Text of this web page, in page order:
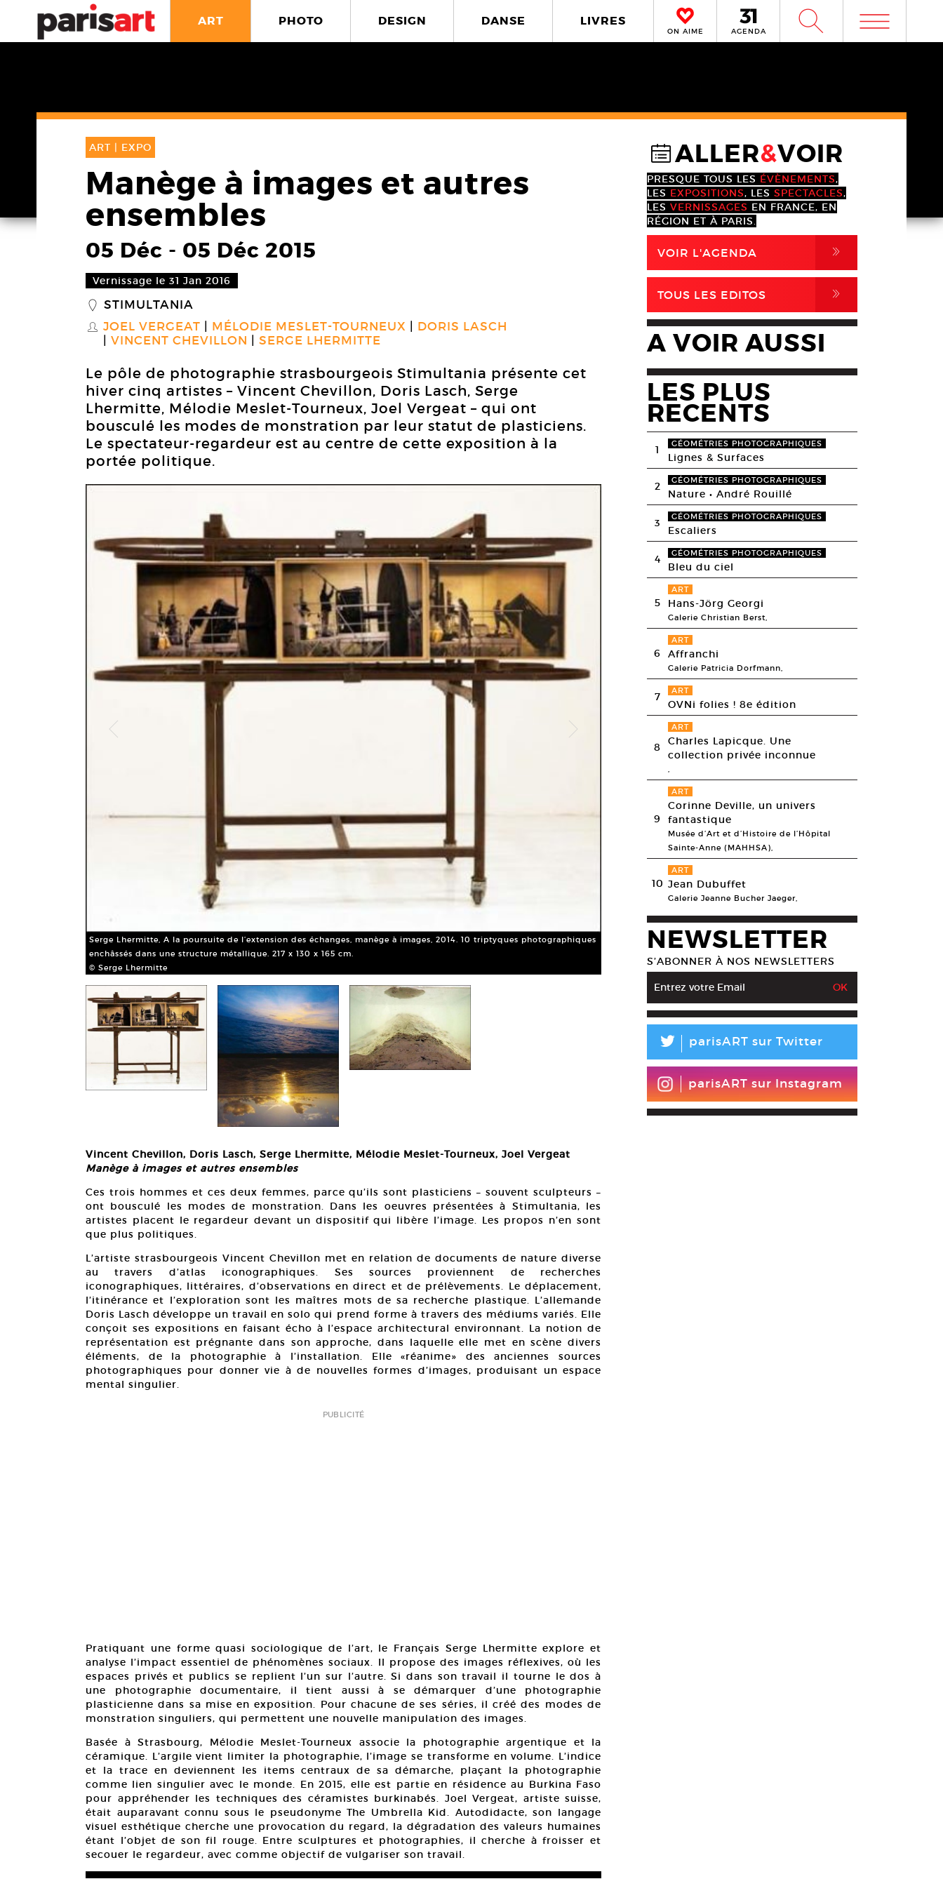
ART PHOTO DESIGN DANSE LIVRES
ON AIME AGENDA W m
ART | EXPO
Manège à images et autres
ensembles
05 Déc - 05 Déc 2015
Vernissage le 31 Jan 2016
_ STIMULTANIA
S JOEL VERGEAT MÉLODIE MESLET-TOURNEUX
DORIS LASCH
VINCENT CHEVILLON
SERGE LHERMITTE
Le pôle de photographie strasbourgeois Stimultania présente cet
hiver cinq artistes – Vincent Chevillon, Doris Lasch, Serge
Lhermitte, Mélodie Meslet-Tourneux, Joel Vergeat – qui ont
bousculé les modes de monstration par leur statut de plasticiens.
Le spectateur-regardeur est au centre de cette exposition à la
portée politique.
Serge Lhermitte, A la poursuite de l’extension des échanges, manège à images, 2014. 10 triptyques photographiques
enchâssés dans une structure métallique. 217 x 130 x 165 cm.
© Serge Lhermitte
Vincent Chevillon, The Pit, 2014. Installation vidéo, 246 min.
Vincent Chevillon, Doris Lasch, Serge Lhermitte, Mélodie Meslet-Tourneux, Joel Vergeat
Manège à images et autres ensembles
Ces trois hommes et ces deux femmes, parce qu’ils sont plasticiens – souvent sculpteurs –
ont bousculé les modes de monstration. Dans les oeuvres présentées à Stimultania, les
artistes placent le regardeur devant un dispositif qui libère l’image. Les propos n’en sont
que plus politiques.
L’artiste strasbourgeois Vincent Chevillon met en relation de documents de nature diverse
au travers d’atlas iconographiques. Ses sources proviennent de recherches
iconographiques, littéraires, d’observations en direct et de prélèvements. Le déplacement,
l’itinérance et l’exploration sont les maîtres mots de sa recherche plastique. L’allemande
Doris Lasch développe un travail en solo qui prend forme à travers des médiums variés. Elle
conçoit ses expositions en faisant écho à l’espace architectural environnant. La notion de
représentation est prégnante dans son approche, dans laquelle elle met en scène divers
éléments, de la photographie à l’installation. Elle «réanime» des anciennes sources
photographiques pour donner vie à de nouvelles formes d’images, produisant un espace
mental singulier.
PUBLICITÉ
Pratiquant une forme quasi sociologique de l’art, le Français Serge Lhermitte explore et
analyse l’impact essentiel de phénomènes sociaux. Il propose des images réflexives, où les
espaces privés et publics se replient l’un sur l’autre. Si dans son travail il tourne le dos à
une photographie documentaire, il tient aussi à se démarquer d’une photographie
plasticienne dans sa mise en exposition. Pour chacune de ses séries, il créé des modes de
monstration singuliers, qui permettent une nouvelle manipulation des images.
Basée à Strasbourg, Mélodie Meslet-Tourneux associe la photographie argentique et la
céramique. L’argile vient limiter la photographie, l’image se transforme en volume. L’indice
et la trace en deviennent les items centraux de sa démarche, plaçant la photographie
comme lien singulier avec le monde. En 2015, elle est partie en résidence au Burkina Faso
pour appréhender les techniques des céramistes burkinabés. Joel Vergeat, artiste suisse,
était auparavant connu sous le pseudonyme The Umbrella Kid. Autodidacte, son langage
visuel esthétique cherche une provocation du regard, la dégradation des valeurs humaines
étant l’objet de son fil rouge. Entre sculptures et photographies, il cherche à froisser et
secouer le regardeur, avec comme objectif de vulgariser son travail.
@ALLER&VOIR
PRESQUE TOUS LES ÉVÈNEMENTS,
LES EXPOSITIONS, LES SPECTACLES,
LES VERNISSAGES EN FRANCE, EN
RÉGION ET À PARIS.
VOIR L'AGENDA ,
TOUS LES EDITOS ,
A VOIR AUSSI
LES PLUS
RECENTS
1 GÉOMÉTRIES PHOTOGRAPHIQUES
Lignes & Surfaces
2 GÉOMÉTRIES PHOTOGRAPHIQUES
Nature • André Rouillé
3 GÉOMÉTRIES PHOTOGRAPHIQUES
Escaliers
4 GÉOMÉTRIES PHOTOGRAPHIQUES
Bleu du ciel
5
ART
Hans-Jörg Georgi
Galerie Christian Berst,
6
ART
Affranchi
Galerie Patricia Dorfmann,
7 ART
OVNi folies ! 8e édition
8
ART
Charles Lapicque. Une
collection privée inconnue
,
9
ART
Corinne Deville, un univers
fantastique
Musée d’Art et d’Histoire de l’Hôpital
Sainte-Anne (MAHHSA),
10
ART
Jean Dubuffet
Galerie Jeanne Bucher Jaeger,
NEWSLETTER
S’ABONNER À NOS NEWSLETTERS
L parisART sur Twitter
parisART sur Instagram